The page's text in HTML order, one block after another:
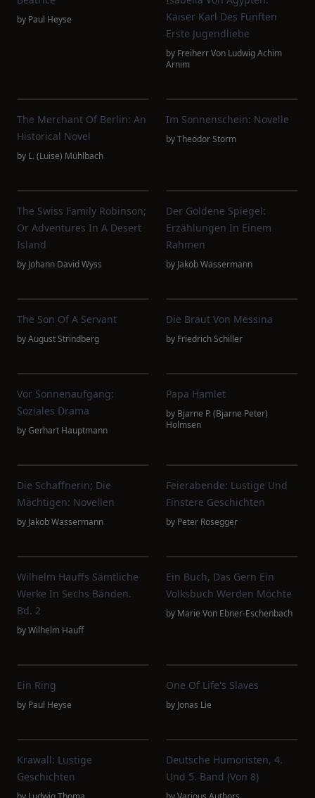
by Paul Heyse
Kaiser Karl Des Fünften
Erste Jugendliebe
by Freiherr Von Ludwig Achim
Arnim
The Merchant Of Berlin: An
Historical Novel
by L. (Luise) Mühlbach
Im Sonnenschein: Novelle
byTheodor Storm
The Swiss Family Robinson;
Or Adventures In A Desert
Island
by Johann David Wyss
Der Goldene Spiegel:
Erzählungen In Einem
Rahmen
by Jakob Wassermann
The Son Of A Servant
byAugust Strindberg
Die Braut Von Messina
by Friedrich Schiller
Vor Sonnenaufgang:
Soziales Drama
byGerhart Hauptmann
Papa Hamlet
by Bjarne P. (Bjarne Peter)
Holmsen
Die Schaffnerin; Die
Mächtigen: Novellen
by Jakob Wassermann
Feierabende: Lustige Und
Finstere Geschichten
by Peter Rosegger
Wilhelm Hauffs Sämtliche
Werke In Sechs Bänden.
Bd. 2
byWilhelm Hauff
Ein Buch, Das Gern Ein
Volksbuch Werden Möchte
by Marie Von Ebner-Eschenbach
Ein Ring
by Paul Heyse
One Of Life's Slaves
by Jonas Lie
Krawall: Lustige
Geschichten
Deutsche Humoristen, 4.
Und 5. Band (von 8)